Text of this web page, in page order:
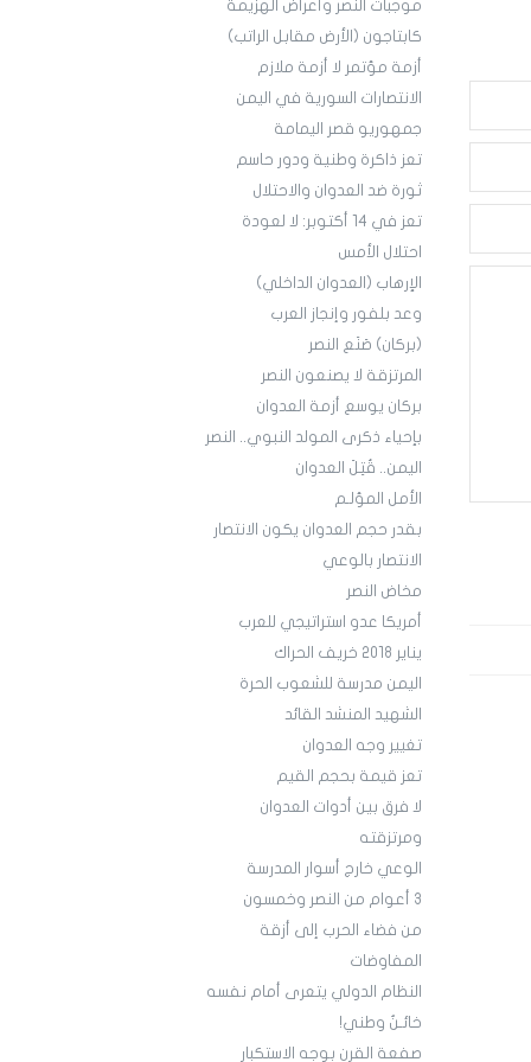
موجبات النصر وأعراض الهزيمة
كابتاجون (الأرض مقابل الراتب)
أزمة مؤتمر لا أزمة ملازم
الانتصارات السورية في اليمن
جمهوريو قصر اليمامة
تعز ذاكرة وطنية ودور حاسم
ثورة ضد العدوان والاحتلال
تعز في 14 أكتوبر: لا لعودة
احتلال الأمس
الإرهاب (العدوان الداخلي)
وعد بلفور وإنجاز العرب
(بركان) صَنَع النصر
المرتزقة لا يصنعون النصر
بركان يوسع أزمة العدوان
بإحياء ذكرى المولد النبوي.. النصر
اليمن.. قُتِلَ العدوان
الأمل المؤلـم
بقدر حجم العدوان يكون الانتصار
الانتصار بالوعي
مخاض النصر
أمريكا عدو استراتيجي للعرب
يناير 2018 خريف الحراك
اليمن مدرسة للشعوب الحرة
الشهيد المنشد القائد
تغيير وجه العدوان
تعز قيمة بحجم القيم
لا فرق بين أدوات العدوان
ومرتزقته
الوعي خارج أسوار المدرسة
3 أعوام من النصر وخمسون
من فضاء الحرب إلى أزقة
المفاوضات
النظام الدولي يتعرى أمام نفسه
خائـنٌ وطني!
صفعة القرن بوجه الاستكبار